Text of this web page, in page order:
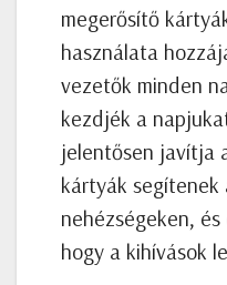
megerősítő
használata
vezetők minden
kezdjék a
jelentősen javítja
kártyák segítenek
nehézségeken,
hogy a kihívások